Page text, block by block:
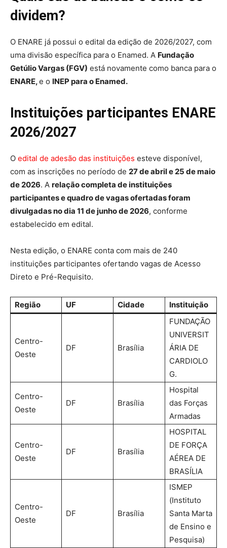
dividem?
O ENARE já possui o edital da edição de 2026/2027, com
uma divisão específica para o Enamed. A Fundação
Getúlio Vargas (FGV) está novamente como banca para o
ENARE,e o INEP para o Enamed.
Instituições participantes ENARE
2026/2027
O edital de adesão das instituições esteve disponível,
com as inscrições no período de 27 de abril e 25 de maio
de 2026. A relação completa de instituições
participantes e quadro de vagas ofertadas foram
divulgadas no dia 11 de junho de 2026, conforme
estabelecido em edital.
Nesta edição, o ENARE conta com mais de 240
instituições participantes ofertando vagas de Acesso
Direto e Pré-Requisito.
Região UF Cidade Instituição
Centro-
Oeste
DF Brasília
FUNDAÇÃO
UNIVERSIT
ÁRIA DE
CARDIOLO
G.
Centro-
Oeste
DF Brasília
Hospital
das Forças
Armadas
Centro-
Oeste
DF Brasília
HOSPITAL
DE FORÇA
AÉREA DE
BRASÍLIA
Centro-
Oeste
DF Brasília
ISMEP
(Instituto
Santa Marta
de Ensino e
Pesquisa)